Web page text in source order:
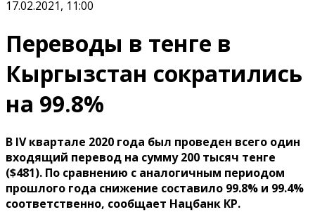
17.02.2021, 11:00
Переводы в тенге в
Кыргызстан сократились
на 99.8%
В IV квартале 2020 года был проведен всего один
входящий перевод на сумму 200 тысяч тенге
($481). По сравнению с аналогичным периодом
прошлого года снижение составило 99.8% и 99.4%
соответственно, сообщает Нацбанк КР.